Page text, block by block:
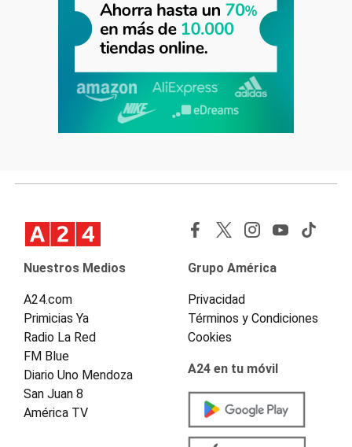
Nuestros Medios
A24.com
Primicias Ya
Radio La Red
FM Blue
Diario Uno Mendoza
San Juan 8
América TV
Grupo América
Privacidad
Términos y Condiciones
Cookies
A24 en tu móvil